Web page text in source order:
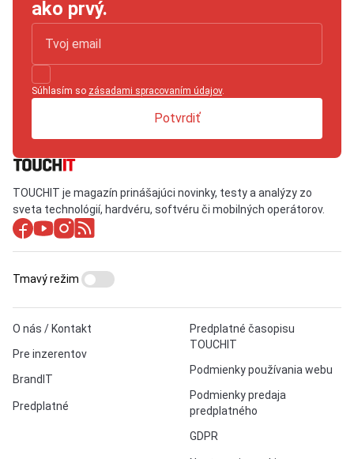
ako prvý.
Súhlasím so zásadami spracovaním údajov.
Potvrdiť
TOUCHIT je magazín prinášajúci novinky, testy a analýzy zo
sveta technológií, hardvéru, softvéru či mobilných operátorov.
O nás / Kontakt
Pre inzerentov
BrandIT
Predplatné
Predplatné časopisu
TOUCHIT
Podmienky používania webu
Podmienky predaja
predplatného
GDPR
Tmavý režim